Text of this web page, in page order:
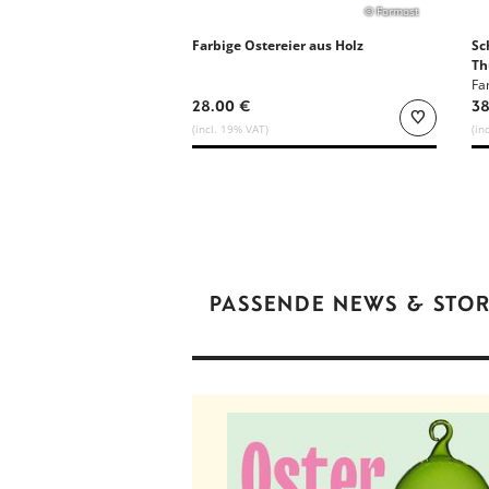
© Formost
Farbige Ostereier aus Holz
28.00 €
(incl. 19% VAT)
PASSENDE NEWS &